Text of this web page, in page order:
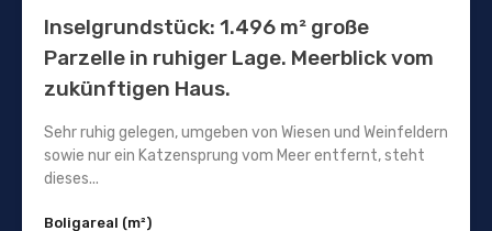
Inselgrundstück: 1.496 m² große
Parzelle in ruhiger Lage. Meerblick vom
zukünftigen Haus.
Sehr ruhig gelegen, umgeben von Wiesen und Weinfeldern
sowie nur ein Katzensprung vom Meer entfernt, steht
dieses...
Boligareal (m²)